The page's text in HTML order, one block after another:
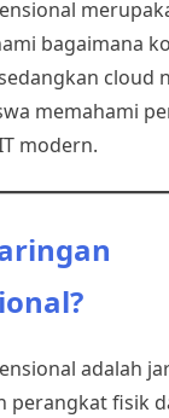
bagaimana
cloud
memahami
modern.
adalah
perangkat fisik